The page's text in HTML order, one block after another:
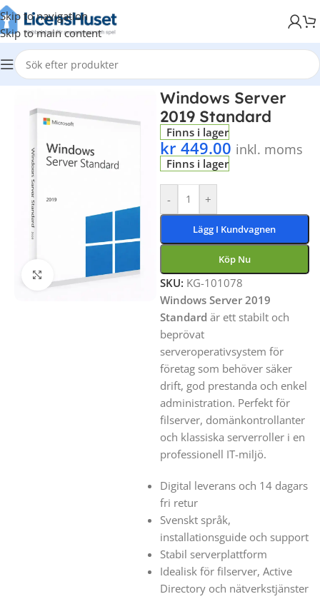
Skip to navigation
Skip to main content
Hem/Windows
Klicka för att förstora
Windows Server
2019 Standard
Finns i lager
kr 449.00 inkl. moms
Finns i lager
- +
Lägg I Kundvagnen
Köp Nu
SKU: KG-101078
Windows Server 2019
Standard är ett stabilt och
beprövat
serveroperativsystem för
företag som behöver säker
drift, god prestanda och enkel
administration. Perfekt för
filserver, domänkontrollanter
och klassiska serverroller i en
professionell IT-miljö.
Digital leverans och 14 dagars
fri retur
Svenskt språk,
installationsguide och support
Stabil serverplattform
Idealisk för filserver, Active
Directory och nätverkstjänster